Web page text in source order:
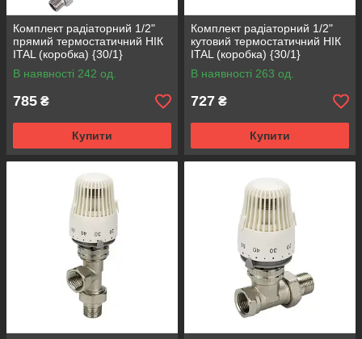
Комплект радіаторний 1/2"
прямий термостатичний НІК
ITAL (коробка) {30/1}
В наявності 242 од.
785 ₴
Купити
Комплект радіаторний 1/2"
кутовий термостатичний НІК
ITAL (коробка) {30/1}
В наявності 263 од.
727 ₴
Купити